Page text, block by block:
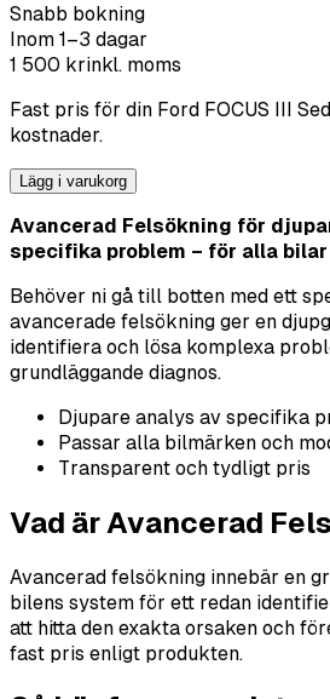
Snabb bokning
Inom 1–3 dagar
1 500 krinkl. moms
Fast pris för din Ford FOCUS III
kostnader.
Lägg i varukorg
Avancerad Felsökning för
specifika problem – för alla bilar
Behöver ni gå till botten med ett
avancerade felsökning ger en
identifiera och lösa komplexa
grundläggande diagnos.
Djupare analys av specifika
Passar alla bilmärken och
Transparent och tydligt pris
Vad är Avancerad
Avancerad felsökning innebär en
bilens system för ett redan
att hitta den exakta orsaken och
fast pris enligt produkten.